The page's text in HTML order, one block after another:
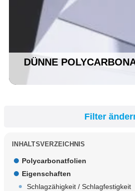
DÜNNE
Filter
INHALTSVERZEICHNIS
Polycarbonatfolien
Eigenschaften
Schlagzähigkeit / Schlagfestigkeit